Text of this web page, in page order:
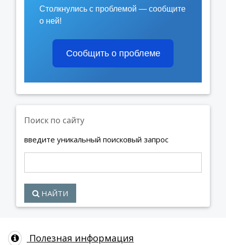
Столкнулись с проблемой — сообщите
о ней!
Сообщить о проблеме
Поиск по сайту
введите уникальный поисковый запрос
НАЙТИ
Полезная информация